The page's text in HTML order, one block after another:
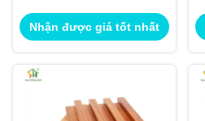
Panel cho ứng dụng
trang trí tòa nhà hiện
Nhận được giá tốt nhất